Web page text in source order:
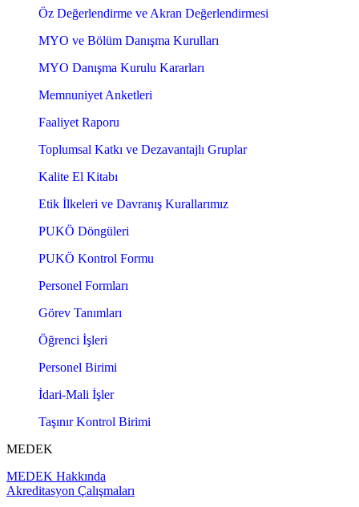
Öz Değerlendirme ve Akran Değerlendirmesi
MYO ve Bölüm Danışma Kurulları
MYO Danışma Kurulu Kararları
Memnuniyet Anketleri
Faaliyet Raporu
Toplumsal Katkı ve Dezavantajlı Gruplar
Kalite El Kitabı
Etik İlkeleri ve Davranış Kurallarımız
PUKÖ Döngüleri
PUKÖ Kontrol Formu
Personel Formları
Görev Tanımları
Öğrenci İşleri
Personel Birimi
İdari-Mali İşler
Taşınır Kontrol Birimi
MEDEK
MEDEK Hakkında
Akreditasyon Çalışmaları